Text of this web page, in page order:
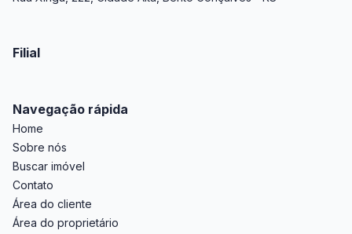
Filial
Navegação rápida
Home
Sobre nós
Buscar imóvel
Contato
Área do cliente
Área do proprietário